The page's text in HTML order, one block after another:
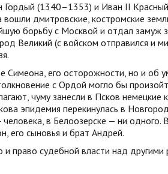
Гордый (1340–1353) и Иван II
дмитровские, костромские
борьбу с Москвой и отдал замуж
Великий (с войском отправился и
его осторожности, но и об
с Ордой могло бы
чуму занесли в Псков немецкие
эпидемия перекинулась в
в Белоозерске — ни одного.
его сыновья и брат Андрей.
право судебной власти над другими